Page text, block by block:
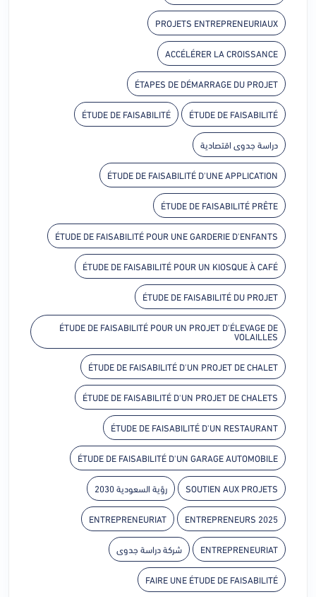
PROJETS ENTREPRENEURIAUX
ACCÉLÉRER LA CROISSANCE
ÉTAPES DE DÉMARRAGE DU PROJET
ÉTUDE DE FAISABILITÉ
ÉTUDE DE FAISABILITÉ
دراسة جدوى اقتصادية
ÉTUDE DE FAISABILITÉ D'UNE APPLICATION
ÉTUDE DE FAISABILITÉ PRÊTE
ÉTUDE DE FAISABILITÉ POUR UNE GARDERIE D'ENFANTS
ÉTUDE DE FAISABILITÉ POUR UN KIOSQUE À CAFÉ
ÉTUDE DE FAISABILITÉ DU PROJET
ÉTUDE DE FAISABILITÉ POUR UN PROJET D'ÉLEVAGE DE
VOLAILLES
ÉTUDE DE FAISABILITÉ D'UN PROJET DE CHALET
ÉTUDE DE FAISABILITÉ D'UN PROJET DE CHALETS
ÉTUDE DE FAISABILITÉ D'UN RESTAURANT
ÉTUDE DE FAISABILITÉ D'UN GARAGE AUTOMOBILE
SOUTIEN AUX PROJETS رؤية السعودية 2030
ENTREPRENEURS 2025
ENTREPRENEURIAT
ENTREPRENEURIAT شركة دراسة جدوى
FAIRE UNE ÉTUDE DE FAISABILITÉ